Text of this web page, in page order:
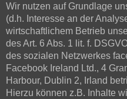
Wir nutzen auf Grundlage
(d.h. Interesse an der
wirtschaftlichem Betrieb
des Art. 6 Abs. 1 lit. f.
des sozialen Netzwerkes
Facebook Ireland Ltd., 4
Harbour, Dublin 2, Irland
Hierzu können z.B. Inhalte